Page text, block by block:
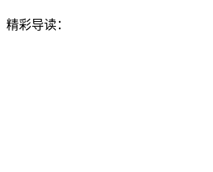
精彩导读：